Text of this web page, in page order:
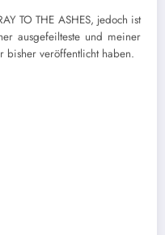
TO THE ASHES, jedoch ist
ausgefeilteste und meiner
bisher veröffentlicht haben.